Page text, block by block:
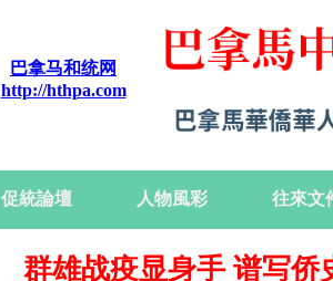
巴拿马和统网
http://hthpa.com
促統論壇 人物風彩 往來文
群雄战疫显身手 谱写侨